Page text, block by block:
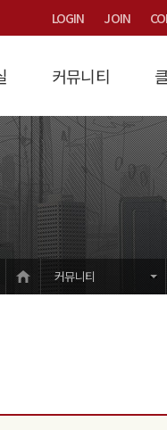
LOGIN JOIN
타당성검토 원가계산 건
조정 법원제3자감정 개발
산연논총 논문집 법률/시
커뮤니티
묻고답하기 교육/세미
과정소개 입학안내
HOME 커뮤니티